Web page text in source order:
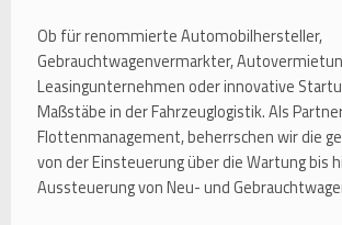
Ob für renommierte Automobilhersteller,
Gebrauchtwagenvermarkter,
Leasingunternehmen oder innovative
Maßstäbe in der Fahrzeuglogistik. Als
Flottenmanagement, beherrschen wir die
von der Einsteuerung über die Wartung bis
Aussteuerung von Neu- und